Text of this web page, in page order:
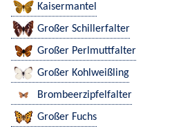
Kaisermantel
Großer Schillerfalter
Großer Perlmuttfalter
Großer Kohlweißling
Brombeerzipfelfalter
Großer Fuchs